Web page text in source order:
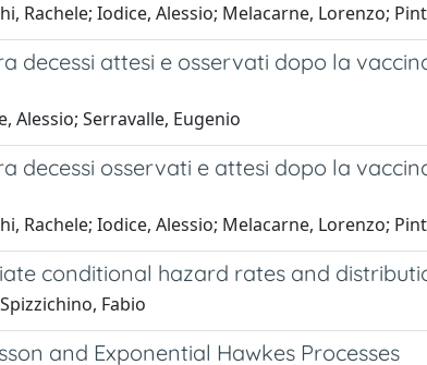
Rachele; Iodice, Alessio; Melacarne, Lorenzo;
decessi attesi e osservati dopo la
Alessio; Serravalle, Eugenio
decessi osservati e attesi dopo la
Rachele; Iodice, Alessio; Melacarne, Lorenzo;
conditional hazard rates and
Fabio
and Exponential Hawkes Processes